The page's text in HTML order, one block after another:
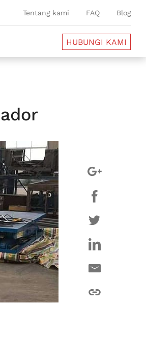
Tentang kami FAQ Blog
HUBUNGI KAMI